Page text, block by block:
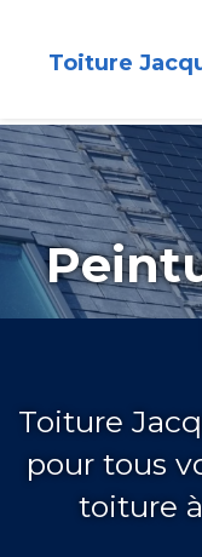
Toiture
Toiture
pour tous
toiture